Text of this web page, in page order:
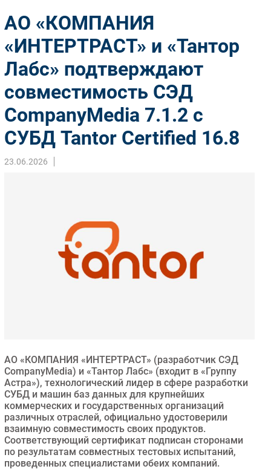
Импорто­замещение
Автоматизация Промышленности
Интернет
Мобильная связь
Фиксированная связь
Интеграция
Рынок ПК
Маркетинг
Торговые сети
Регулирование
Здоровье
РАЗДЕЛЫ
Новости
Аналитика
Интервью
АО «КОМПАНИЯ
«ИНТЕРТРАСТ» и «Тантор
Лабс» подтверждают
совместимость СЭД
CompanyMedia 7.1.2 с
СУБД Tantor Certified 16.8
23.06.2026
АО «КОМПАНИЯ «ИНТЕРТРАСТ» (разработчик СЭД
CompanyMedia) и «Тантор Лабс» (входит в «Группу
Астра»), технологический лидер в сфере разработки
СУБД и машин баз данных для крупнейших
коммерческих и государственных организаций
различных отраслей, официально удостоверили
взаимную совместимость своих продуктов.
Соответствующий сертификат подписан сторонами
по результатам совместных тестовых испытаний,
проведенных специалистами обеих компаний.